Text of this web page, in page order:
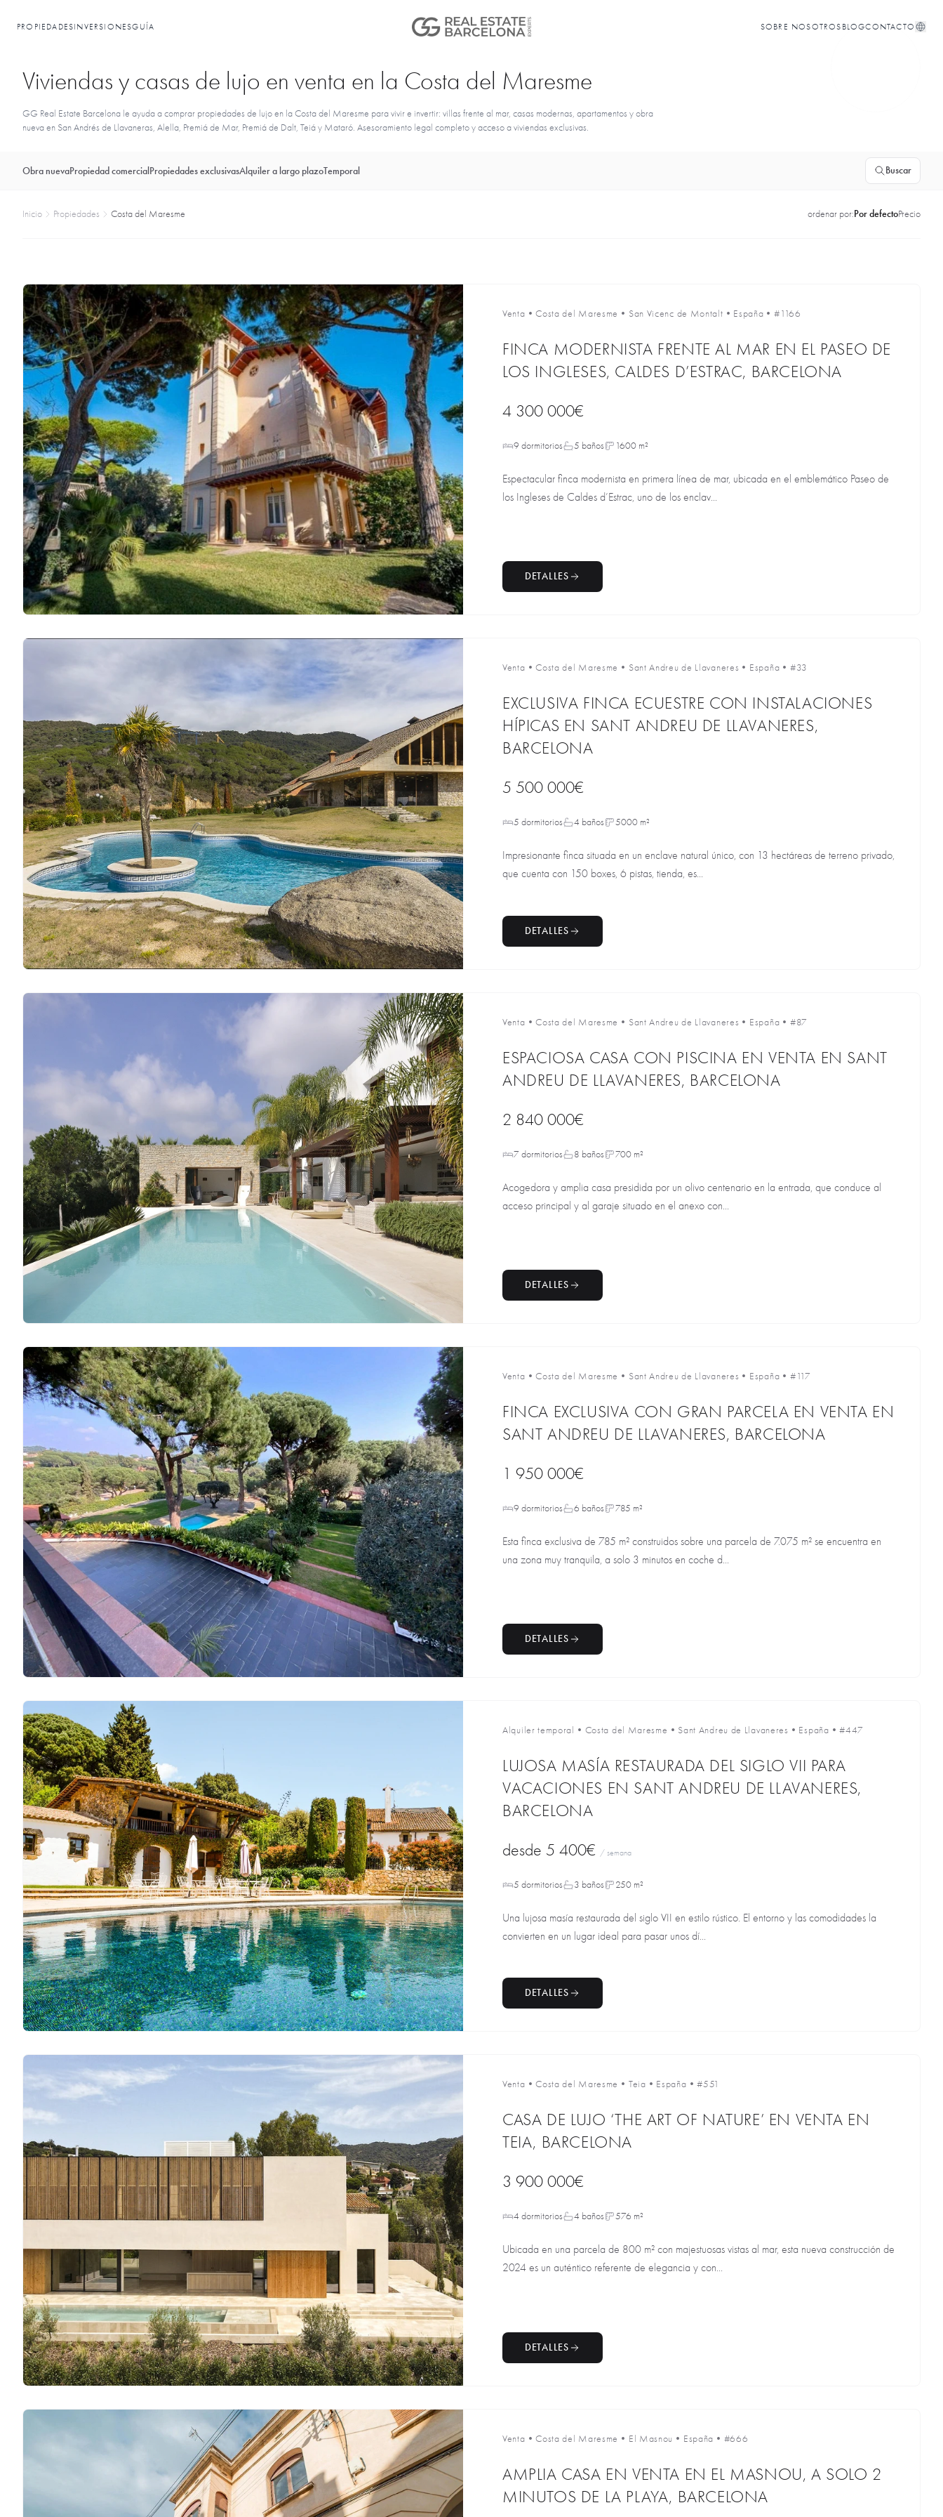
PROPIEDADESINVERSIONESGUÍA SOBRE NOSOTROS BLOGCONTACTO
Viviendas y casas de lujo en venta en la Costa del Maresme
GG Real Estate Barcelona le ayuda a comprar propiedades de lujo en la Costa del Maresme para vivir e invertir: villas frente al mar, casas modernas, apartamentos y obra
nueva en San Andrés de Llavaneras, Alella, Premiá de Mar, Premiá de Dalt, Teiá y Mataró. Asesoramiento legal completo y acceso a viviendas exclusivas.
Obra nuevaPropiedad comercial Propiedades exclusivasAlquiler a largo plazoTemporal Buscar
Inicio Propiedades Costa del Maresme ordenar por:Por defectoPrecio
Venta •Costa del Maresme • San Vicenc de Montalt • España •#1166
FINCA MODERNISTA FRENTE AL MAR EN EL PASEO DE
LOS INGLESES, CALDES D’ESTRAC, BARCELONA
4 300 000€
9 dormitorios 5 baños 1600 m²
Espectacular finca modernista en primera línea de mar, ubicada en el emblemático Paseo de
los Ingleses de Caldes d’Estrac, uno de los enclav...
DETALLES
Venta •Costa del Maresme • Sant Andreu de Llavaneres • España • #33
EXCLUSIVA FINCA ECUESTRE CON INSTALACIONES
HÍPICAS EN SANT ANDREU DE LLAVANERES,
BARCELONA
5 500 000€
5 dormitorios 4 baños 5000 m²
Impresionante finca situada en un enclave natural único, con 13 hectáreas de terreno privado,
que cuenta con 150 boxes, 6 pistas, tienda, es...
DETALLES
Venta •Costa del Maresme • Sant Andreu de Llavaneres • España • #87
ESPACIOSA CASA CON PISCINA EN VENTA EN SANT
ANDREU DE LLAVANERES, BARCELONA
2 840 000€
7 dormitorios 8 baños 700 m²
Acogedora y amplia casa presidida por un olivo centenario en la entrada, que conduce al
acceso principal y al garaje situado en el anexo con...
DETALLES
Venta •Costa del Maresme • Sant Andreu de Llavaneres • España • #117
FINCA EXCLUSIVA CON GRAN PARCELA EN VENTA EN
SANT ANDREU DE LLAVANERES, BARCELONA
1 950 000€
9 dormitorios 6 baños 785 m²
Esta finca exclusiva de 785 m² construidos sobre una parcela de 7.075 m² se encuentra en
una zona muy tranquila, a solo 3 minutos en coche d...
DETALLES
Alquiler temporal • Costa del Maresme • Sant Andreu de Llavaneres • España •#447
LUJOSA MASÍA RESTAURADA DEL SIGLO VII PARA
VACACIONES EN SANT ANDREU DE LLAVANERES,
BARCELONA
desde 5 400€ / semana
5 dormitorios 3 baños 250 m²
Una lujosa masía restaurada del siglo VII en estilo rústico. El entorno y las comodidades la
convierten en un lugar ideal para pasar unos dí...
DETALLES
Venta •Costa del Maresme • Teia • España •#551
CASA DE LUJO ‘THE ART OF NATURE’ EN VENTA EN
TEIA, BARCELONA
3 900 000€
4 dormitorios 4 baños 576 m²
Ubicada en una parcela de 800 m² con majestuosas vistas al mar, esta nueva construcción de
2024 es un auténtico referente de elegancia y con...
DETALLES
Venta •Costa del Maresme • El Masnou • España • #666
AMPLIA CASA EN VENTA EN EL MASNOU, A SOLO 2
MINUTOS DE LA PLAYA, BARCELONA